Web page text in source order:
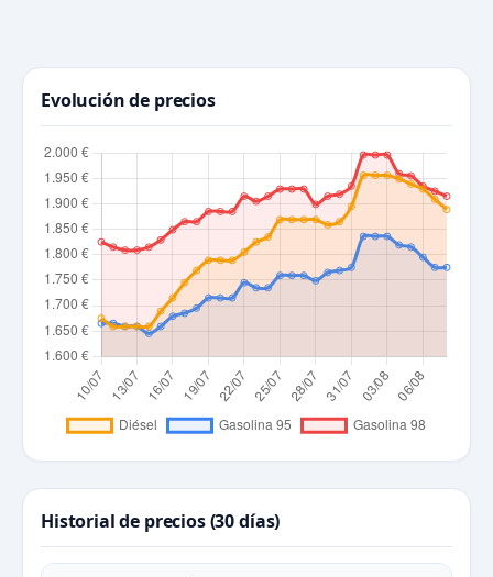
Evolución de precios
Historial de precios (30 días)